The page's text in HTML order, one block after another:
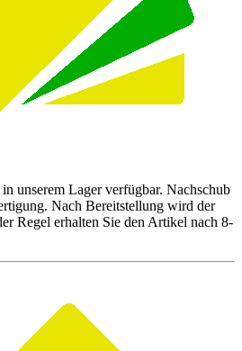
unserem Lager verfügbar. Nachschub
Nach Bereitstellung wird der
Regel erhalten Sie den Artikel nach 8-